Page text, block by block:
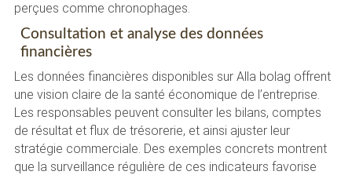
perçues comme chronophages.
Consultation et analyse des données
financières
Les données financières disponibles sur Alla bolag offrent
une vision claire de la santé économique de l’entreprise.
Les responsables peuvent consulter les bilans, comptes
de résultat et flux de trésorerie, et ainsi ajuster leur
stratégie commerciale. Des exemples concrets montrent
que la surveillance régulière de ces indicateurs favorise